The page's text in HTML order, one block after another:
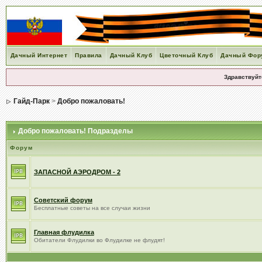
Дачный Интернет Правила Дачный Клуб Цветочный Клуб Дачный
Гайд-Парк>Добро пожаловать!
Добро пожаловать! Подразделы
Форум
ЗАПАСНОЙ АЭРОДРОМ - 2
Советский форум
Бесплатные советы на все случаи жизни
Главная флудилка
Обитатели Флудилки во Флудилке не флудят!